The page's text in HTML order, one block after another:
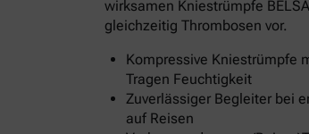
wirksamen Kniestrümpfe
gleichzeitig Thrombosen vor.
Kompressive Kniestrümpfe
Tragen Feuchtigkeit
Zuverlässiger Begleiter bei
auf Reisen